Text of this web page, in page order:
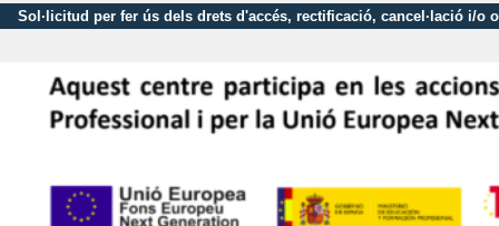
Sol·licitud per fer ús dels drets d'accés, rectificació, cancel·lació i/